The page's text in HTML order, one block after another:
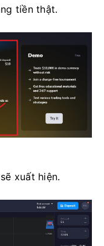
tiền thật.
xuất hiện.